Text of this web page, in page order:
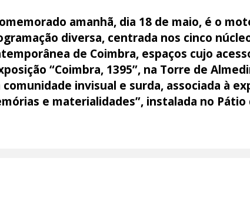
amanhã, dia 18 de maio, é o
diversa, centrada nos cinco
de Coimbra, espaços cujo
“Coimbra, 1395”, na Torre de
invisual e surda, associada à
e materialidades”, instalada no Pátio